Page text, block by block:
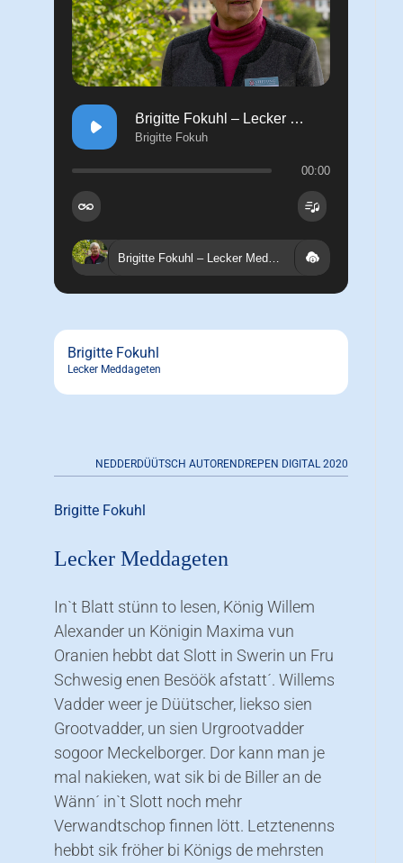
Brigitte Fokuhl – Lecker Meddageten (leest vun Thorsten Börnsen)
Brigitte Fokuh
00:00
Brigitte Fokuhl
Lecker Meddageten
NEDDERDÜÜTSCH AUTORENDREPEN DIGITAL 2020
Brigitte Fokuhl
Lecker Meddageten
In`t Blatt stünn to lesen, König Willem
Alexander un Königin Maxima vun
Oranien hebbt dat Slott in Swerin un Fru
Schwesig enen Besöök afstatt´. Willems
Vadder weer je Düütscher, liekso sien
Grootvadder, un sien Urgrootvadder
sogoor Meckelborger. Dor kann man je
mal nakieken, wat sik bi de Biller an de
Wänn´ in`t Slott noch mehr
Verwandtschop finnen lött. Letztenenns
hebbt sik fröher bi Königs de mehrsten